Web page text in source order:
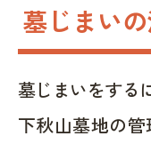
墓じまい
墓じまいをする
下秋山墓地の